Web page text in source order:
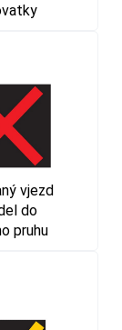
vjezd
do
pruhu